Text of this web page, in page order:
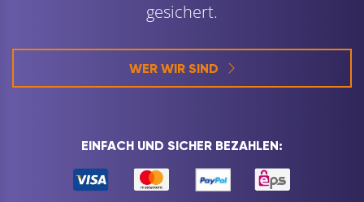
gesichert.
WER WIR SIND
EINFACH UND SICHER BEZAHLEN: